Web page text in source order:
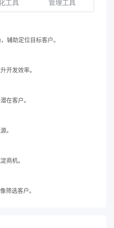
工具 管理工具
辅助定位目标客户。
开发效率。
在客户。
。
商机。
筛选客户。